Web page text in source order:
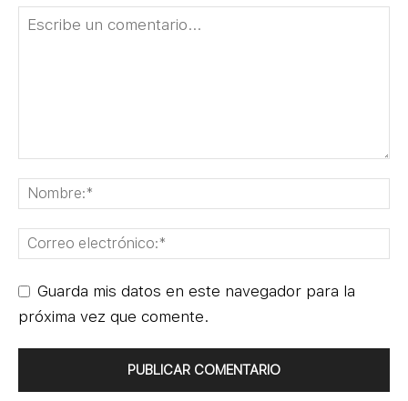
Guarda mis datos en este navegador para la
próxima vez que comente.